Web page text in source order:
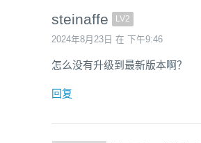
steinaffe LV2
2024年8月23日 在 下午9:46
怎么没有升级到最新版本啊？
回复